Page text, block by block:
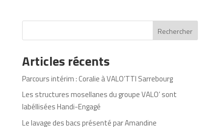
Rechercher
Articles récents
Parcours intérim : Coralie à VALO’TTI Sarrebourg
Les structures mosellanes du groupe VALO’ sont
labéllisées Handi-Engagé
Le lavage des bacs présenté par Amandine